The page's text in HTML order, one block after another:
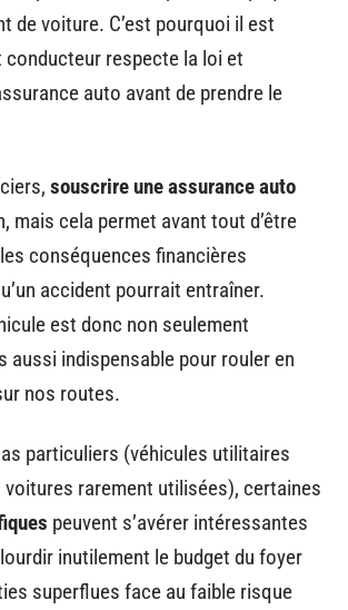
de voiture. C’est pourquoi il est
respecte la loi et
auto avant de prendre le
souscrire une assurance auto
mais cela permet avant tout d’être
conséquences financières
accident pourrait entraîner.
est donc non seulement
aussi indispensable pour rouler en
nos routes.
particuliers (véhicules utilitaires
rarement utilisées), certaines
peuvent s’avérer intéressantes
inutilement le budget du foyer
superflues face au faible risque